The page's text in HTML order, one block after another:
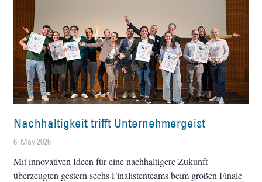
Nachhaltigkeit trifft Unternehmergeist
6. May 2026
Mit innovativen Ideen für eine nachhaltigere Zukunft
überzeugten gestern sechs Finalistenteams beim großen Finale